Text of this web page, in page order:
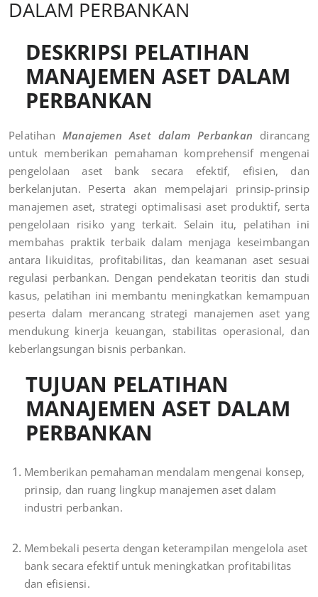
DALAM PERBANKAN
DESKRIPSI PELATIHAN
MANAJEMEN ASET DALAM
PERBANKAN
Pelatihan Manajemen Aset dalam Perbankan dirancang
untuk memberikan pemahaman komprehensif mengenai
pengelolaan aset bank secara efektif, efisien, dan
berkelanjutan. Peserta akan mempelajari prinsip-prinsip
manajemen aset, strategi optimalisasi aset produktif, serta
pengelolaan risiko yang terkait. Selain itu, pelatihan ini
membahas praktik terbaik dalam menjaga keseimbangan
antara likuiditas, profitabilitas, dan keamanan aset sesuai
regulasi perbankan. Dengan pendekatan teoritis dan studi
kasus, pelatihan ini membantu meningkatkan kemampuan
peserta dalam merancang strategi manajemen aset yang
mendukung kinerja keuangan, stabilitas operasional, dan
keberlangsungan bisnis perbankan.
TUJUAN PELATIHAN
MANAJEMEN ASET DALAM
PERBANKAN
Memberikan pemahaman mendalam mengenai konsep,
prinsip, dan ruang lingkup manajemen aset dalam
industri perbankan.
Membekali peserta dengan keterampilan mengelola aset
bank secara efektif untuk meningkatkan profitabilitas
dan efisiensi.